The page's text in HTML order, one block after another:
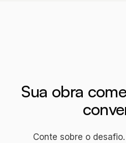
Sua obra
Conte sobre o